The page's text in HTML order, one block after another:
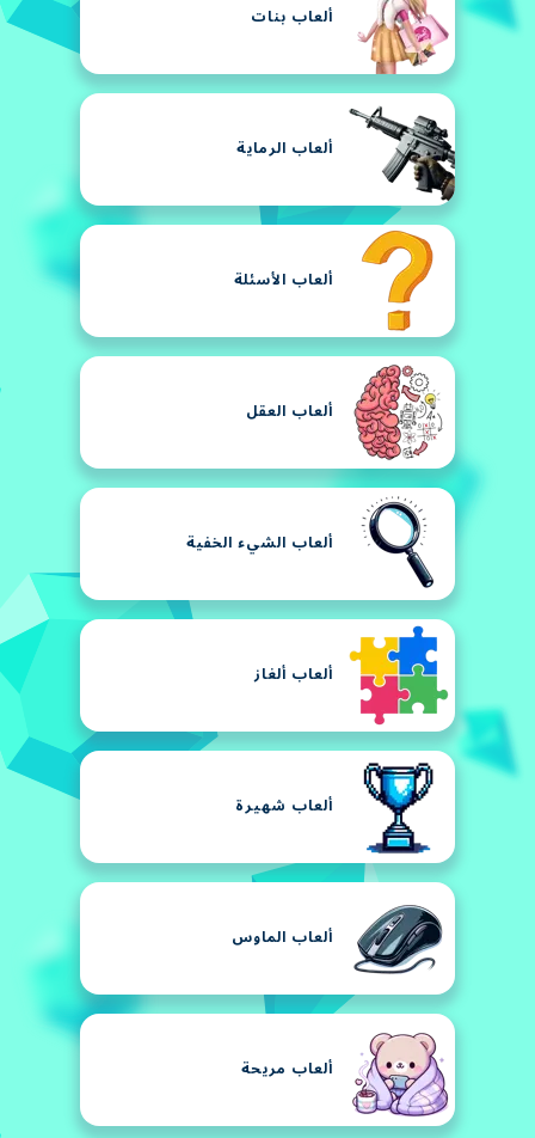
ألعاب بنات
ألعاب الرماية
ألعاب الأسئلة
ألعاب العقل
ألعاب الشيء الخفية
ألعاب ألغاز
ألعاب شهيرة
ألعاب الماوس
ألعاب مريحة